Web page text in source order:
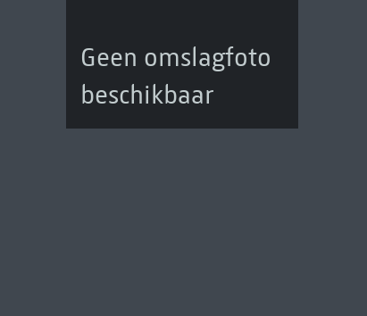
Geen omslagfoto
beschikbaar